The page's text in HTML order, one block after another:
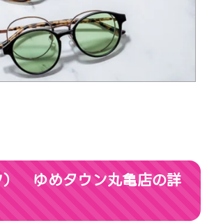
ゆめタウン丸亀店の詳